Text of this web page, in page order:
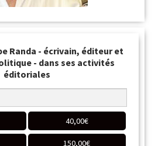
Randa - écrivain, éditeur et
- dans ses activités
éditoriales
40,00€
150,00€